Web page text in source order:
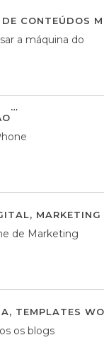
DE CONTEÚDOS
a máquina do
,
de Marketing
, TEMPLATES
os blogs